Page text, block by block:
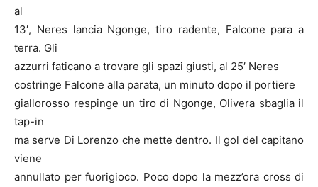
al
13′, Neres lancia Ngonge, tiro radente, Falcone para a
terra. Gli
azzurri faticano a trovare gli spazi giusti, al 25′ Neres
costringe Falcone alla parata, un minuto dopo il portiere
giallorosso respinge un tiro di Ngonge, Olivera sbaglia il
tap-in
ma serve Di Lorenzo che mette dentro. Il gol del capitano
viene
annullato per fuorigioco. Poco dopo la mezz’ora cross di